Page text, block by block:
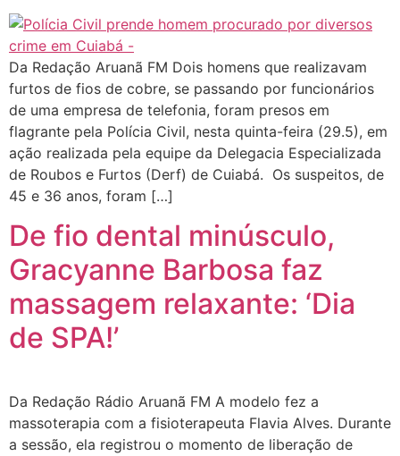
Da Redação Aruanã FM Dois homens que realizavam
furtos de fios de cobre, se passando por funcionários
de uma empresa de telefonia, foram presos em
flagrante pela Polícia Civil, nesta quinta-feira (29.5), em
ação realizada pela equipe da Delegacia Especializada
de Roubos e Furtos (Derf) de Cuiabá. Os suspeitos, de
45 e 36 anos, foram […]
De fio dental minúsculo,
Gracyanne Barbosa faz
massagem relaxante: ‘Dia
de SPA!’
Da Redação Rádio Aruanã FM A modelo fez a
massoterapia com a fisioterapeuta Flavia Alves. Durante
a sessão, ela registrou o momento de liberação de